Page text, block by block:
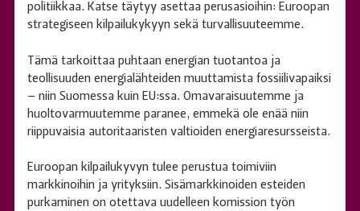
politiikkaa. Katse täytyy asettaa perusasioihin: Euroopan
strategiseen kilpailukykyyn sekä turvallisuuteemme.
Tämä tarkoittaa puhtaan energian tuotantoa ja
teollisuuden energialähteiden muuttamista fossiilivapaiksi
– niin Suomessa kuin EU:ssa. Omavaraisuutemme ja
huoltovarmuutemme paranee, emmekä ole enää niin
riippuvaisia autoritaaristen valtioiden energiaresursseista.
Euroopan kilpailukyvyn tulee perustua toimiviin
markkinoihin ja yrityksiin. Sisämarkkinoiden esteiden
purkaminen on otettava uudelleen komission työn